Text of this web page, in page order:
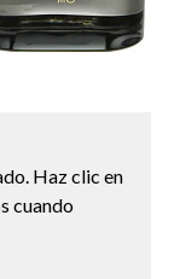
Haz clic en
cuando